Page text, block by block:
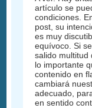
artículo se
condiciones.
post, su
es muy
equívoco. Si
salido multitud
lo importante
contenido en
cambiará
adecuado,
en sentido